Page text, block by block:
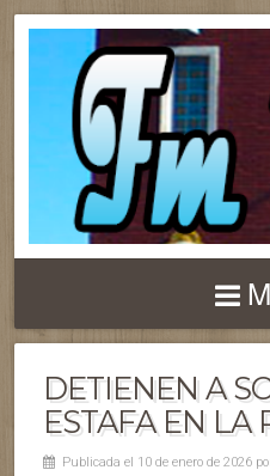
DETIENEN A
ESTAFA EN LA
Publicada el 10 de enero de 2026